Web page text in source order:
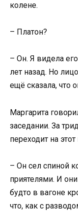
колене.
– Платон?
– Он. Я видела
лет назад. Но
ещё сказала, что
Маргарита
заседании. За
переходит на
– Он сел спиной
приятелями. И
будто в вагоне
что, как с